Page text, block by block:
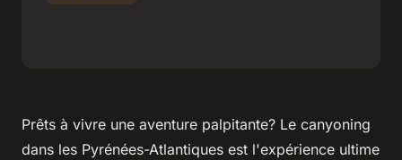
Prêts à vivre une aventure palpitante? Le canyoning
dans les Pyrénées-Atlantiques est l'expérience ultime